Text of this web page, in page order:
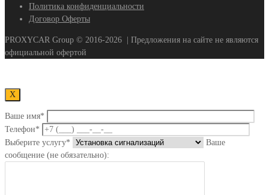
Политика конфиденциальности
Договор Оферты
PROXYCAR Group © 2016-2026
| Предложения на сайте не являются
официальной офертой
Х
Ваше имя*
Телефон*
Выберите услугу*
Ваше
сообщение (не обязательно):